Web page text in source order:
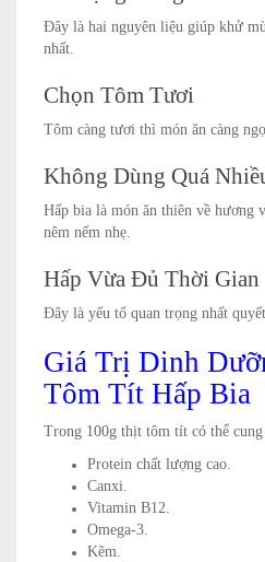
Đây là hai nguyên liệu giúp khử
nhất.
Chọn Tôm Tươi
Tôm càng tươi thì món ăn càng
Không Dùng Quá
Hấp bia là món ăn thiên về hương
nêm nếm nhẹ.
Hấp Vừa Đủ Thời Gian
Đây là yếu tố quan trọng nhất
Giá Trị Dinh
Tôm Tít Hấp Bia
Trong 100g thịt tôm tít có thể cung
Protein chất lượng cao.
Canxi.
Vitamin B12.
Omega-3.
Kẽm.